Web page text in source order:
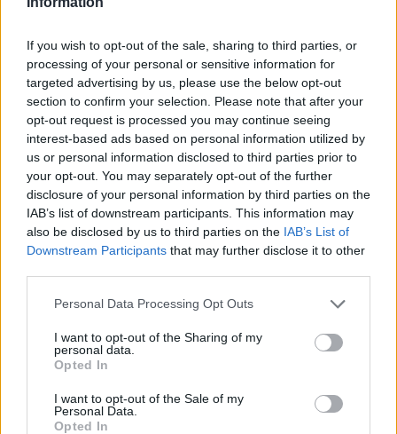
If you wish to opt-out of the sale, sharing to third parties, or
processing of your personal or sensitive information for
targeted advertising by us, please use the below opt-out
section to confirm your selection. Please note that after your
opt-out request is processed you may continue seeing
interest-based ads based on personal information utilized by
us or personal information disclosed to third parties prior to
your opt-out. You may separately opt-out of the further
disclosure of your personal information by third parties on the
IAB’s list of downstream participants. This information may
also be disclosed by us to third parties on the IAB’s List of
Downstream Participants that may further disclose it to other
Personal Data Processing Opt Outs
I want to opt-out of the Sharing of my
personal data.
Opted In
I want to opt-out of the Sale of my
Personal Data.
Opted In
„Playoffhokit kell játszanunk” – edzői
reakciók az Erste Liga rájátszásának első
napjáról
Magabiztos brassói siker, miskolci pályaelőny-rablás és
maratoni újpesti fordítás jellemezte az Erste Liga
rájátszásának első játéknapját. A mérkőzéseket
követően értékeltek a vezetőedzők.